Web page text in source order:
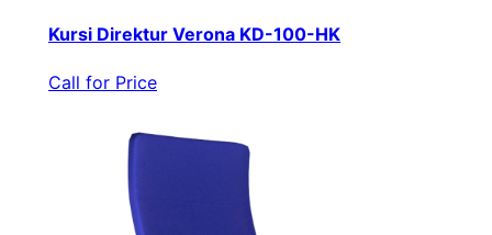
Kursi Direktur Verona KD-100-HK
Call for Price